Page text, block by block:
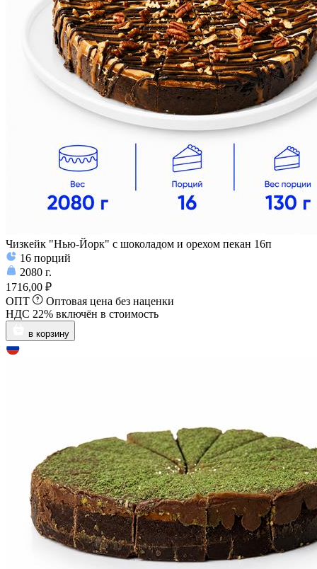
Чизкейк "Нью-Йорк" с шоколадом и орехом пекан 16п
16 порций
2080 г.
1716,00 ₽
ОПТ
Оптовая цена без наценки
НДС 22% включён в стоимость
в корзину